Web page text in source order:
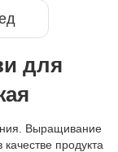
для
Выращивание
продукта